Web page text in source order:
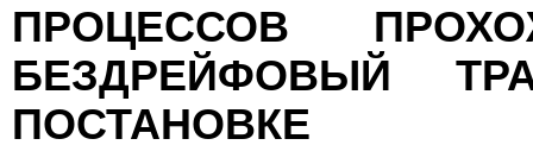
ПРОЦЕССОВ
БЕЗДРЕЙФОВЫЙ
ПОСТАНОВКЕ